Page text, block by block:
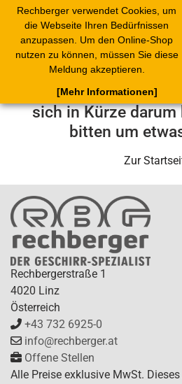
Rechberger verwendet Cookies, um
die Webseite Ihren Bedürfnissen
anzupassen. Um den Online-Shop
nutzen zu können, müssen Sie diese
Meldung akzeptieren.
[Mehr Informationen]
Leider ist ein
aufgetreten. Unser
sich in Kürze darum
bitten um
Zur
Rechbergerstraße 1
4020 Linz
Österreich
+43 732 6925-0
info@rechberger.at
Offene Stellen
Alle Preise exklusive MwSt.